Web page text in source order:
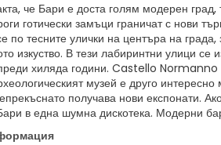
че Бари е доста голям модерен
готически замъци граничат с нови
по тесните улички на центъра на
изкуство. В тези лабиринтни улици
хиляда години. Castello Normanno
музей е друго
получава нови експонати.
в една шумна дискотека. Модерни